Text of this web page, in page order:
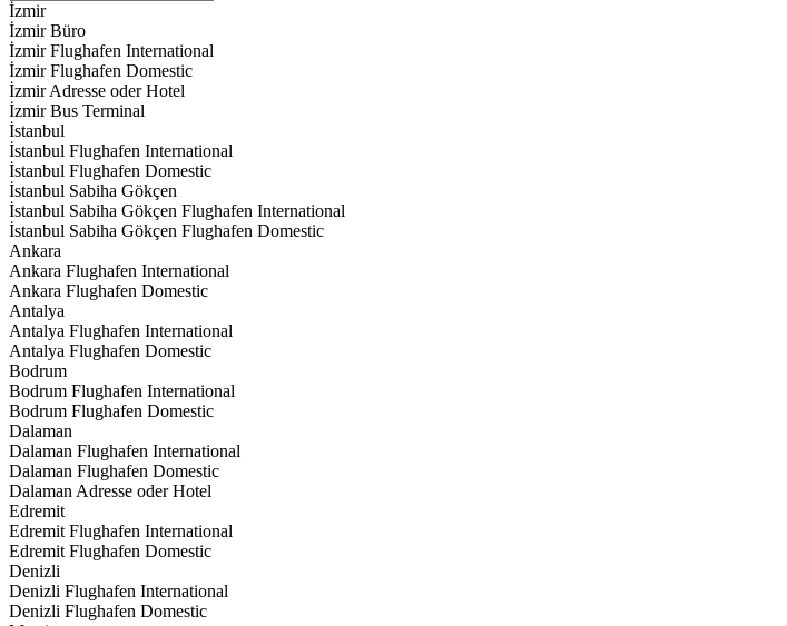
İzmir
İzmir Büro
İzmir Flughafen International
İzmir Flughafen Domestic
İzmir Adresse oder Hotel
İzmir Bus Terminal
İstanbul
İstanbul Flughafen International
İstanbul Flughafen Domestic
İstanbul Sabiha Gökçen
İstanbul Sabiha Gökçen Flughafen International
İstanbul Sabiha Gökçen Flughafen Domestic
Ankara
Ankara Flughafen International
Ankara Flughafen Domestic
Antalya
Antalya Flughafen International
Antalya Flughafen Domestic
Bodrum
Bodrum Flughafen International
Bodrum Flughafen Domestic
Dalaman
Dalaman Flughafen International
Dalaman Flughafen Domestic
Dalaman Adresse oder Hotel
Edremit
Edremit Flughafen International
Edremit Flughafen Domestic
Denizli
Denizli Flughafen International
Denizli Flughafen Domestic